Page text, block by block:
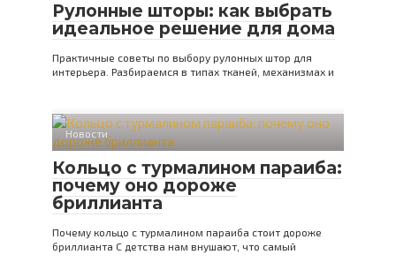
Рулонные шторы: как выбрать
идеальное решение для дома
Практичные советы по выбору рулонных штор для
интерьера. Разбираемся в типах тканей, механизмах и
Новости
Кольцо с турмалином параиба:
почему оно дороже
бриллианта
Почему кольцо с турмалином параиба стоит дороже
бриллианта С детства нам внушают, что самый